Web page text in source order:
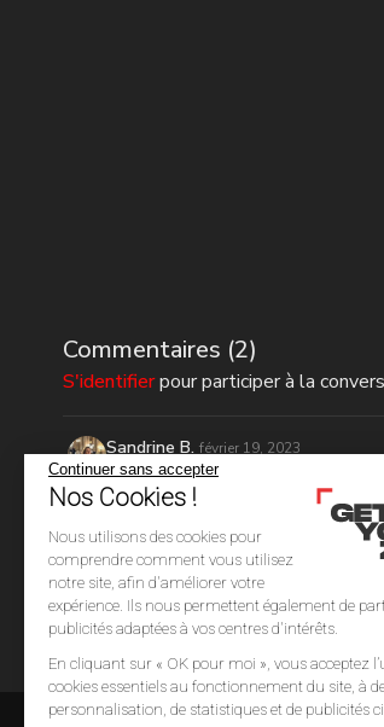
Commentaires (2)
S'identifierpour participer à la
Sandrine B. février 19, 2023
WoW 🔥🔥🔥
0
Chachou février 06, 2023
Première partie de ce fullbody
0
Continuer sans accepter
Nos Cookies !
Nous utilisons des cookies pour
comprendre comment vous utilisez
notre site, afin d'améliorer votre
expérience. Ils nous permettent également de
publicités adaptées à vos centres d'intérêts.
En cliquant sur « OK pour moi », vous acceptez
cookies essentiels au fonctionnement du site, à
personnalisation, de statistiques et de publicités